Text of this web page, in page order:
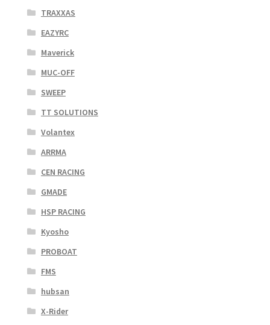
TRAXXAS
EAZYRC
Maverick
MUC-OFF
SWEEP
TT SOLUTIONS
Volantex
ARRMA
CEN RACING
GMADE
HSP RACING
Kyosho
PROBOAT
FMS
hubsan
X-Rider